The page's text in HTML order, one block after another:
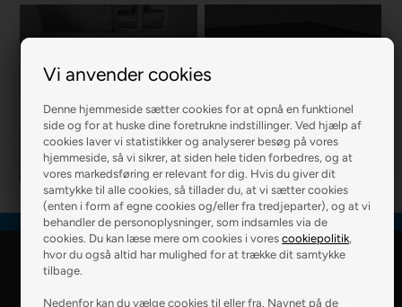
Vi anvender cookies
Denne hjemmeside sætter cookies for at opnå en funktionel
side og for at huske dine foretrukne indstillinger. Ved hjælp af
cookies laver vi statistikker og analyserer besøg på vores
hjemmeside, så vi sikrer, at siden hele tiden forbedres, og at
vores markedsføring er relevant for dig. Hvis du giver dit
samtykke til alle cookies, så tillader du, at vi sætter cookies
(enten i form af egne cookies og/eller fra tredjeparter), og at vi
behandler de personoplysninger, som indsamles via de
cookies. Du kan læse mere om cookies i vorescookiepolitik,
hvor du også altid har mulighed for at trække dit samtykke
tilbage.
Nedenfor kan du vælge cookies til eller fra. Navnet på de
R2 MURER R2 BOLIG
R2 Farver Webshop